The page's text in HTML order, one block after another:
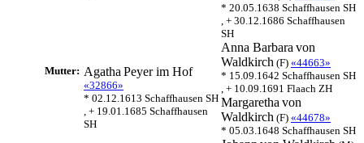
* 20.05.1638 Schaffhausen SH
, + 30.12.1686 Schaffhausen
SH
Anna Barbara von
Waldkirch (F) «44663»
* 15.09.1642 Schaffhausen SH
, + 10.09.1691 Flaach ZH
Margaretha von
Waldkirch (F) «44678»
* 05.03.1648 Schaffhausen SH
Mutter: Agatha Peyer im Hof
«32866»
* 02.12.1613 Schaffhausen SH
, + 19.01.1685 Schaffhausen
SH